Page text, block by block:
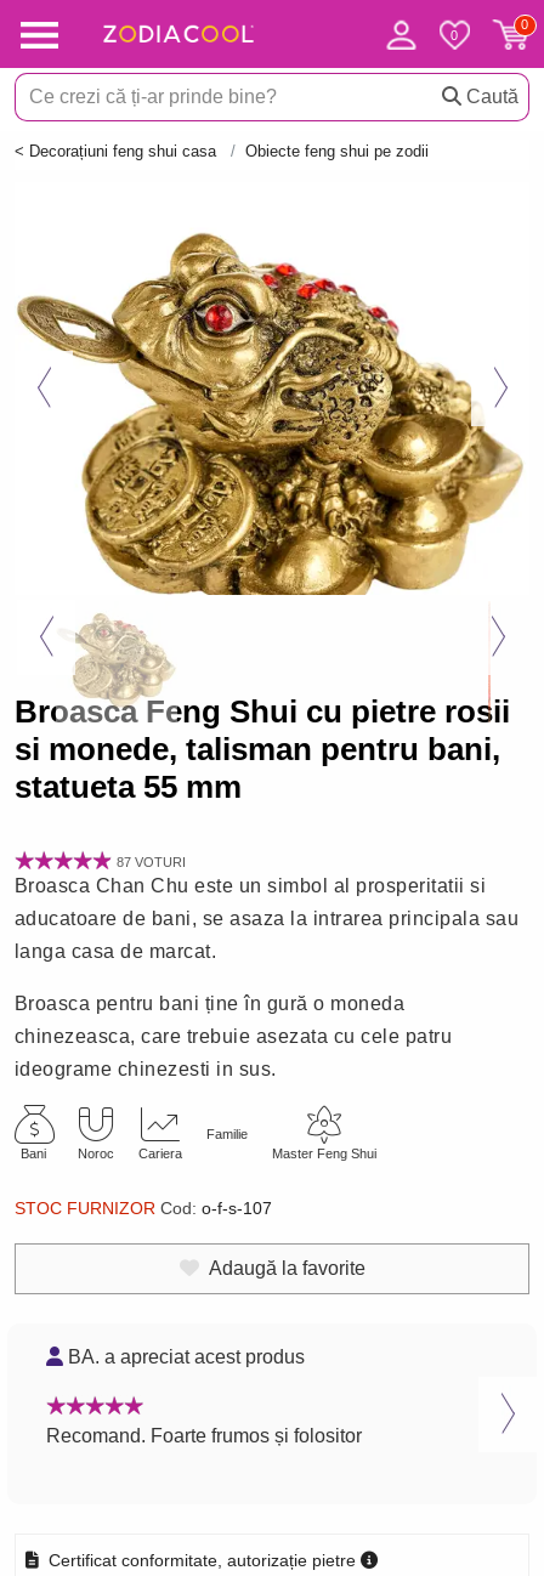
Caută
< Decorațiuni feng shui casa Obiecte feng shui pe zodii
Broasca Feng Shui cu pietre rosii
si monede, talisman pentru bani,
statueta 55 mm
87 VOTURI
Broasca Chan Chu este un simbol al prosperitatii si
aducatoare de bani, se asaza la intrarea principala sau
langa casa de marcat.
Broasca pentru bani ține în gură o moneda
chinezeasca, care trebuie asezata cu cele patru
ideograme chinezesti in sus.
Bani Noroc Cariera
Familie
Master Feng Shui
STOC FURNIZOR Cod: o-f-s-107
Adaugă la favorite
BA. a apreciat acest produs
Recomand. Foarte frumos și folositor
Certificat conformitate, autorizație pietre